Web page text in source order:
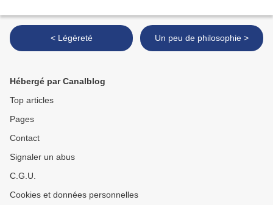
< Légèreté Un peu de philosophie >
Hébergé par Canalblog
Top articles
Pages
Contact
Signaler un abus
C.G.U.
Cookies et données personnelles